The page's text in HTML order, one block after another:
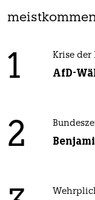
1 Krise der
AfD-
2